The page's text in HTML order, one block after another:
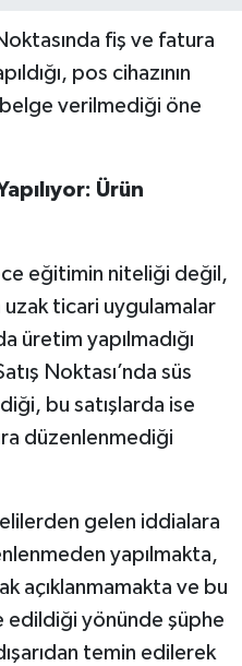
fiş ve fatura
pos cihazının
belge verilmediği öne
Ürün
eğitimin niteliği değil,
uzak ticari uygulamalar
üretim yapılmadığı
Noktası’nda süs
bu satışlarda ise
düzenlenmediği
gelen iddialara
yapılmakta,
açıklanmamakta ve bu
edildiği yönünde şüphe
temin edilerek